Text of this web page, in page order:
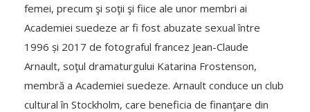
femei, precum şi soţii şi fiice ale unor membri ai
Academiei suedeze ar fi fost abuzate sexual între
1996 și 2017 de fotograful francez Jean-Claude
Arnault, soţul dramaturgului Katarina Frostenson,
membră a Academiei suedeze. Arnault conduce un club
cultural în Stockholm, care beneficia de finanţare din